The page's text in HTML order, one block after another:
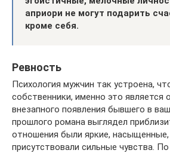
априори не могут подарить
кроме себя.
Ревность
Психология мужчин так устроена,
собственники, именно это является
внезапного появления бывшего в
прошлого романа выглядел
отношения были яркие, насыщенные,
присутствовали сильные чувства.